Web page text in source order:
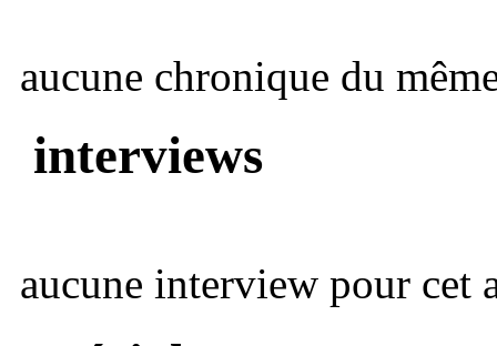
aucune chronique du
interviews
aucune interview pour cet